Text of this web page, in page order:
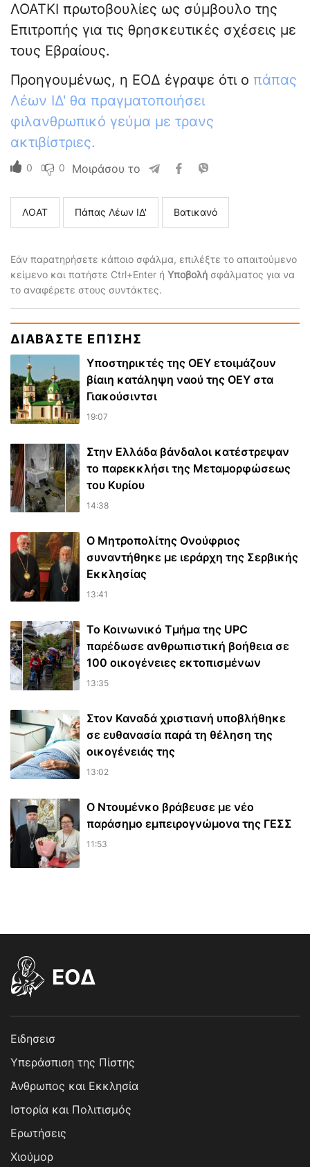
ΛΟΑΤΚΙ πρωτοβουλίες ως σύμβουλο της
Επιτροπής για τις θρησκευτικές σχέσεις με
τους Εβραίους.
Προηγουμένως, η ΕΟΔ έγραψε ότι ο πάπας
Λέων ΙΔ' θα πραγματοποιήσει
φιλανθρωπικό γεύμα με τρανς
ακτιβίστριες.
0 0 Μοιράσου το
ΛΟΑΤ Πάπας Λέων ΙΔ' Βατικανό
Εάν παρατηρήσετε κάποιο σφάλμα, επιλέξτε το απαιτούμενο
κείμενο και πατήστε Ctrl+Enter ή Υποβολή σφάλματος για να
το αναφέρετε στους συντάκτες.
ΔΙΑΒΆΣΤΕ ΕΠΊΣΗΣ
Υποστηρικτές της ΟΕΥ ετοιμάζουν
βίαιη κατάληψη ναού της ΟΕΥ στα
Γιακούσιντσι
19:07
Στην Ελλάδα βάνδαλοι κατέστρεψαν
το παρεκκλήσι της Μεταμορφώσεως
του Κυρίου
14:38
Ο Μητροπολίτης Ονούφριος
συναντήθηκε με ιεράρχη της Σερβικής
Εκκλησίας
13:41
Το Κοινωνικό Τμήμα της UPC
παρέδωσε ανθρωπιστική βοήθεια σε
100 οικογένειες εκτοπισμένων
13:35
Στον Καναδά χριστιανή υποβλήθηκε
σε ευθανασία παρά τη θέληση της
οικογένειάς της
13:02
Ο Ντουμένκο βράβευσε με νέο
παράσημο εμπειρογνώμονα της ΓΕΣΣ
11:53
EOΔ
Ειδησεισ
Υπεράσπιση της Πίστης
Άνθρωπος και Εκκλησία
Ιστορία και Πολιτισμός
Ερωτήσεις
Χιούμορ